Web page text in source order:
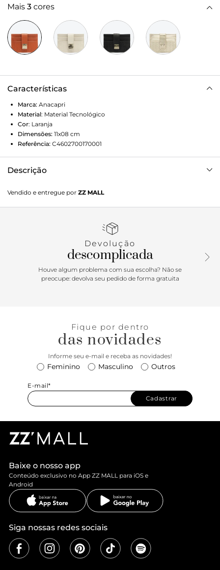
Mais 3 cores
Características
Marca: Anacapri
Material: Material Tecnológico
Cor: Laranja
Dimensões: 11x08 cm
Referência: C4602700170001
Descrição
quadrado e feito em material similar ao couro, com
aplicação de enfeite metalizado e detalhe de gravação em
cartões comporta tudo que você mais precisa ter à mão:
cartões, dinheiro, documentos, etc. Com detalhe charmoso
do tressê, é garantia de praticidade e versatilidade.
Vendido e entregue por ZZ MALL
Devolução
descomplicada
Houve algum problema com sua escolha? Não se
preocupe: devolva seu pedido de forma gratuita
Fique por dentro
das novidades
Informe seu e-mail e receba as novidades!
Feminino Masculino Outros
E-mail*
Cadastrar
Baixe o nosso app
Conteúdo exclusivo no App ZZ MALL para iOS e
Android
Siga nossas redes sociais